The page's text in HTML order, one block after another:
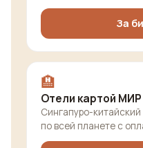
За
🏨
Отели картой
Сингапуро-
по всей планете с